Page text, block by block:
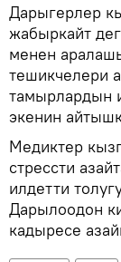
Дарыгерлер
жабыркайт
менен
тешикчелери
тамырлардын
экенин
Медиктер
стрессти
илдетти
Дарылоодон
кадыресе